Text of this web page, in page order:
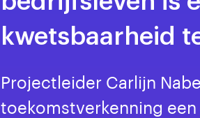
kwetsbaarheid
Projectleider Carlijn
toekomstverkenning